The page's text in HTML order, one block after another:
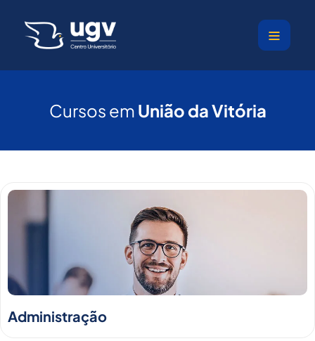
Cursos em União da Vitória
Administração